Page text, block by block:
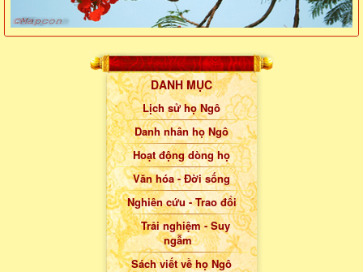
DANH MỤC
Lịch sử họ Ngô
Danh nhân họ Ngô
Hoạt động dòng họ
Văn hóa - Đời sống
Nghiên cứu - Trao đổi
Trải nghiệm - Suy
ngẫm
Sách viết về họ Ngô